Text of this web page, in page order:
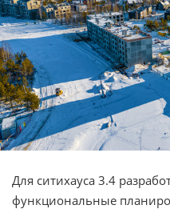
Для ситихауса 3.4
функциональные